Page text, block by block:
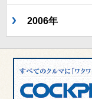
2006年